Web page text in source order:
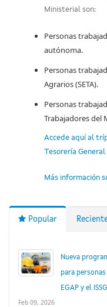
Ministerial son:
Personas
autónoma.
Personas
Agrarios (SETA).
Personas
Trabajadores del
Accede aquí al
Tesorería
Más información
Popular
Nueva
para
EGAP y el
Feb 09, 2026